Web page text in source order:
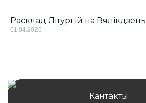
Расклад Літургій на Вялікдзень
01.04.2026
Кантакты